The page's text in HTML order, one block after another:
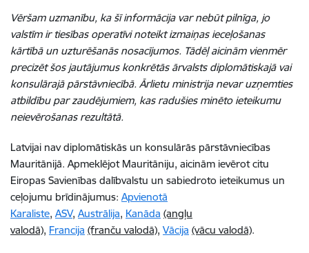
Vēršam uzmanību, ka šī informācija var nebūt pilnīga, jo
valstīm ir tiesības operatīvi noteikt izmaiņas ieceļošanas
kārtībā un uzturēšanās nosacījumos. Tādēļ aicinām vienmēr
precizēt šos jautājumus konkrētās ārvalsts diplomātiskajā vai
konsulārajā pārstāvniecībā. Ārlietu ministrija nevar uzņemties
atbildību par zaudējumiem, kas radušies minēto ieteikumu
neievērošanas rezultātā.
Latvijai navdiplomātiskās un konsulārās pārstāvniecības
Mauritānijā. Apmeklējot Mauritāniju, aicinām ievērot citu
Eiropas Savienības dalībvalstu un sabiedroto ieteikumus un
ceļojumu brīdinājumus: Apvienotā
Karaliste, ASV, Austrālija, Kanāda (angļu
valodā), Francija (franču valodā), Vācija (vācu valodā).